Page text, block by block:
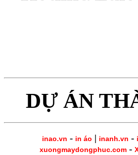
DỰ ÁN
inao.vn - in áo | inanh.vn -
xuongmaydongphuc.com-